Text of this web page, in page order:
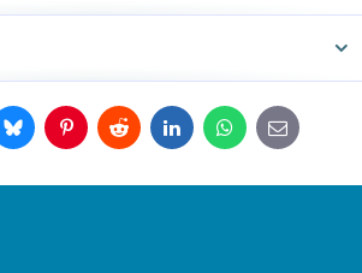
BlueskyPinterestRedditLinkedInWhatsApp
E-
mail